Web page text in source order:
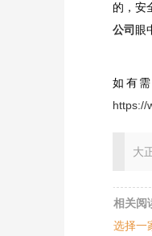
的，安
公司 眼
如有
https://
大
相关阅
选择一